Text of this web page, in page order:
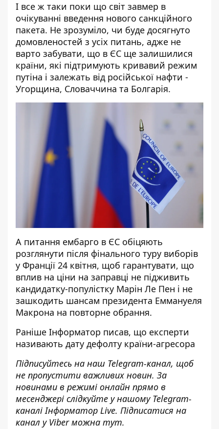
І все ж таки поки що світ завмер в
очікуванні введення нового санкційного
пакета. Не зрозуміло, чи буде досягнуто
домовленостей з усіх питань, адже не
варто забувати, що в ЄС ще залишилися
країни, які підтримують кривавий режим
путіна і залежать від російської нафти -
Угорщина, Словаччина та Болгарія.
А питання ембарго в ЄС обіцяють
розглянути після фінального туру виборів
у Франції 24 квітня, щоб гарантувати, що
вплив на ціни на заправці не підживить
кандидатку-популістку Марін Ле Пен і не
зашкодить шансам президента Еммануеля
Макрона на повторне обрання.
Раніше Інформатор писав, що експерти
називають дату дефолту країни-агресора
Підписуйтесь на наш Telegram-канал, щоб
не пропустити важливих новин. За
новинами в режимі онлайн прямо в
месенджері слідкуйте у нашому Telegram-
каналіІнформатор Live. Підписатися на
канал у Viber можна тут.